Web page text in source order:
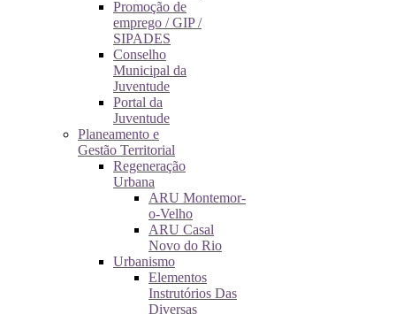
Promoção de
emprego / GIP /
SIPADES
Conselho
Municipal da
Juventude
Portal da
Juventude
Planeamento e
Gestão Territorial
Regeneração
Urbana
ARU Montemor-
o-Velho
ARU Casal
Novo do Rio
Urbanismo
Elementos
Instrutórios Das
Diversas